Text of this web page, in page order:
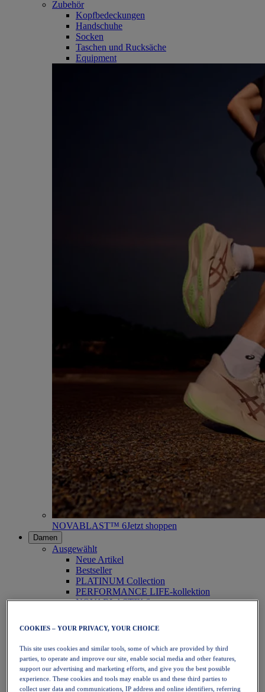
Zubehör
Kopfbedeckungen
Handschuhe
Socken
Taschen und Rucksäche
Equipment
NOVABLAST™ 6Jetzt shoppen
Damen
Ausgewählt
Neue Artikel
Bestseller
PLATINUM Collection
PERFORMANCE LIFE-kollektion
NOVABLAST™ 6
Laufen
Trailrunning
Tennis
Volleyball
Handball
Padel
Korbball
COOKIES – YOUR PRIVACY, YOUR CHOICE
This site uses cookies and similar tools, some of which are provided by third
parties, to operate and improve our site, enable social media and other features,
support our advertising and marketing efforts, and give you the best possible
experience. These cookies and tools may enable us and these third parties to
collect user data and communications, IP address and online identifiers, referring